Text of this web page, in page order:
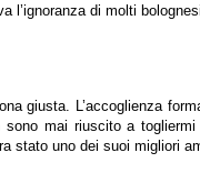
di molti
giusta. L’accoglienza
sono mai riuscito a
stato uno dei suoi migliori